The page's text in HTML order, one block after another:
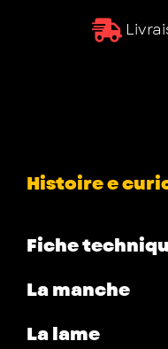
Histoire e
Fiche
La manche
La lame